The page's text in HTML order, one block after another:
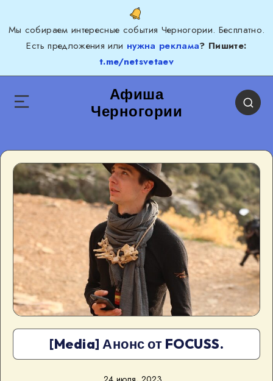
Мы собираем интересные события Черногории. Бесплатно.
Есть предложения или нужна реклама? Пишите:
t.me/netsvetaev
Афиша
Черногории
[Media] Анонс от FOCUSS.